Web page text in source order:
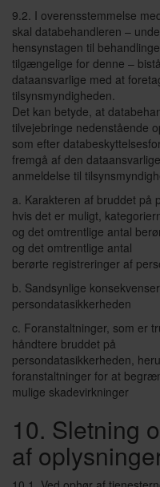
9.2. I overensstemmelse
skal databehandleren –
hensynstagen til
tilgængelige for denne –
dataansvarlige med at
tilsynsmyndigheden.
Det kan betyde, at
tilvejebringe nedenstående
som efter
fremgå af den
anmeldelse til
a. Karakteren af bruddet på
hvis det er muligt,
og det omtrentlige antal
og det omtrentlige antal
berørte registreringer af
b. Sandsynlige
persondatasikkerheden
c. Foranstaltninger, som er
håndtere bruddet på
persondatasikkerheden,
foranstaltninger for at
mulige skadevirkninger
10. Sletning
af